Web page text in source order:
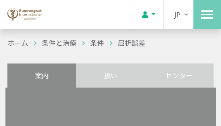
JP
ホーム 条件と治療 条件 屈折誤差
案内 扱い センター